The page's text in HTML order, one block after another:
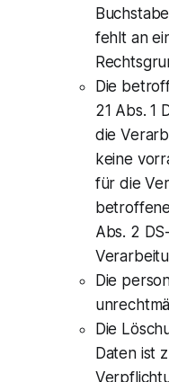
fehlt an
Die
21 Abs. 1
die
keine
für die
Abs. 2
Die
Die
Daten ist